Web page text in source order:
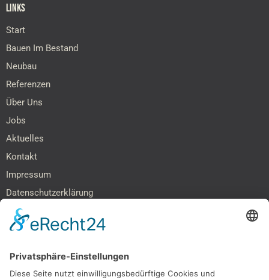
LINKS
Start
Bauen Im Bestand
Neubau
Referenzen
Über Uns
Jobs
Aktuelles
Kontakt
Impressum
Datenschutzerklärung
Barrierefreiheitserklärung